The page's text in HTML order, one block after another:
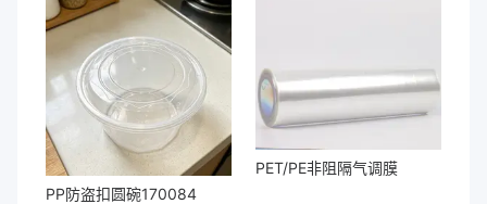
PP防盗扣圆碗170084
PET/PE非阻隔气调膜